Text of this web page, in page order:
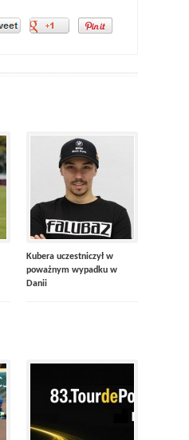
Kubera uczestniczył w
poważnym wypadku w
Danii